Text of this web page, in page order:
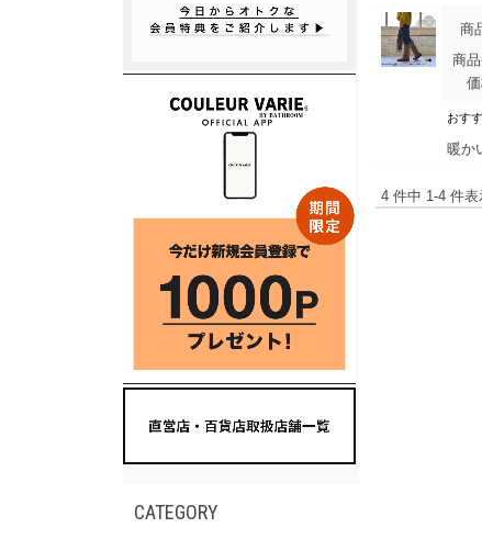
CATEGORY
商
商
おす
暖か
4 件中 1-4 件